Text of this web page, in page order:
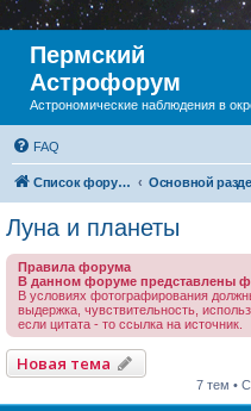
Пермский
Астрофорум
Астрономические наблюдения в
FAQ
Список форумов Основной
Луна и планеты
Правила форума
В данном форуме представлены
В условиях фотографирования
выдержка, чувствительность,
если цитата - то ссылка на источник.
Новая тема
7 тем •